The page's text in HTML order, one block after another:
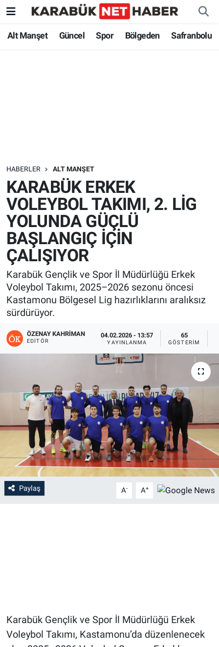
Alt Manşet Güncel Spor Bölgeden Safranbolu
HABERLER ALT MANŞET
KARABÜK ERKEK
VOLEYBOL TAKIMI, 2. LİG
YOLUNDA GÜÇLÜ
BAŞLANGIÇ İÇİN
ÇALIŞIYOR
Karabük Gençlik ve Spor İl Müdürlüğü Erkek
Voleybol Takımı, 2025–2026 sezonu öncesi
Kastamonu Bölgesel Lig hazırlıklarını aralıksız
sürdürüyor.
ÖZENAY KAHRIMAN
EDITÖR
04.02.2026 - 13:57
YAYINLANMA
65
GÖSTERIM
Paylaş A- A+
Karabük Gençlik ve Spor İl Müdürlüğü Erkek
Voleybol Takımı, Kastamonu’da düzenlenecek